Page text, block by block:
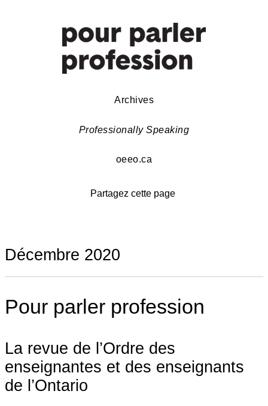
Archives
Professionally Speaking
oeeo.ca
Partagez cette page
Décembre 2020
Pour parler profession
La revue de l’Ordre des
enseignantes et des enseignants
de l’Ontario